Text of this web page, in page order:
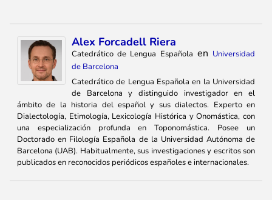
Alex Forcadell Riera
Catedrático de Lengua Española en Universidad
de Barcelona
Catedrático de Lengua Española en la Universidad
de Barcelona y distinguido investigador en el
ámbito de la historia del español y sus dialectos. Experto en
Dialectología, Etimología, Lexicología Histórica y Onomástica, con
una especialización profunda en Toponomástica. Posee un
Doctorado en Filología Española de la Universidad Autónoma de
Barcelona (UAB). Habitualmente, sus investigaciones y escritos son
publicados en reconocidos periódicos españoles e internacionales.